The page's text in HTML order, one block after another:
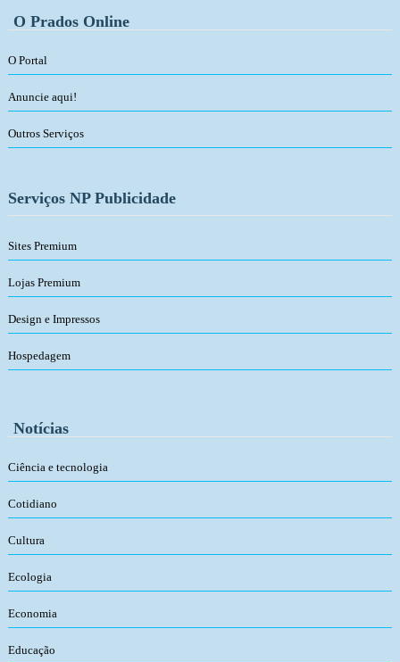
O Prados Online
O Portal
Anuncie aqui!
Outros Serviços
Serviços NP Publicidade
Sites Premium
Lojas Premium
Design e Impressos
Hospedagem
Notícias
Ciência e tecnologia
Cotidiano
Cultura
Ecologia
Economia
Educação